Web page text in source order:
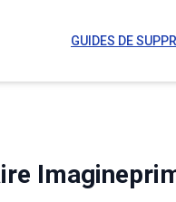
GUIDES DE